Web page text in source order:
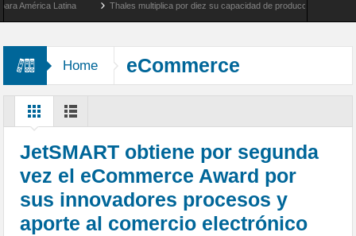
Latina Thales multiplica por diez su capacidad de producción de radares en
Home eCommerce
JetSMART obtiene por segunda
vez el eCommerce Award por
sus innovadores procesos y
aporte al comercio electrónico